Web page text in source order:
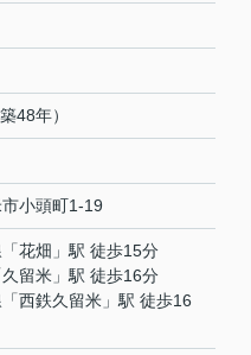
48年）
小頭町1-19
「花畑 」駅 徒歩15分
久留米 」駅 徒歩16分
「西鉄久留米 」駅 徒歩16